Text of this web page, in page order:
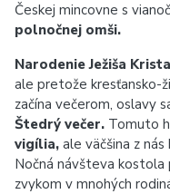
Českej mincovne s
polnočnej omši.
Narodenie Ježiša Krista
ale pretože kresťansko-
začína večerom, oslavy
Štedrý večer. Tomuto
vigília, ale väčšina z
Nočná návšteva
zvykom v mnohých